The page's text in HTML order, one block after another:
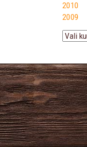
2010
2009
Arhiiv